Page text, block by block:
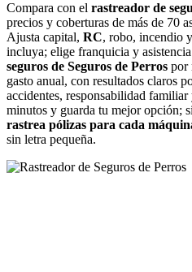
Compara con el rastreador de
precios y coberturas de más de 70
Ajusta capital, RC, robo, incendio
incluya; elige franquicia y
seguros de Seguros de Perros por
gasto anual, con resultados claros
accidentes, responsabilidad
minutos y guarda tu mejor opción;
rastrea pólizas para cada
sin letra pequeña.